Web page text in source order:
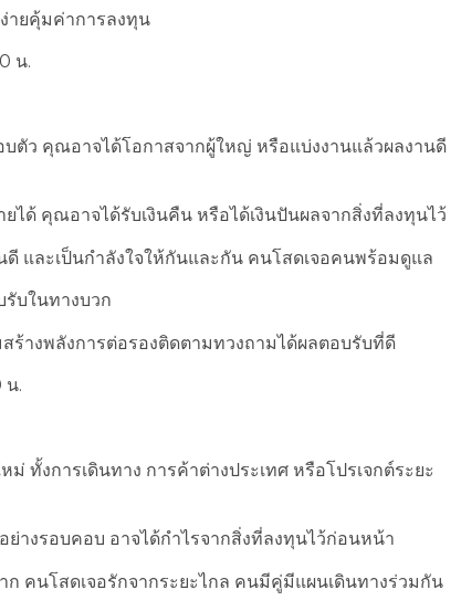
ายคุ้มค่าการลงทุน
น.
ตัว คุณอาจได้โอกาสจากผู้ใหญ่ หรือแบ่งงานแล้วผลงานดี
ได้ คุณอาจได้รับเงินคืน หรือได้เงินปันผลจากสิ่งที่ลงทุนไว้
และเป็นกำลังใจให้กันและกัน คนโสดเจอคนพร้อมดูแล
รับในทางบวก
ร้างพลังการต่อรองติดตามทวงถามได้ผลตอบรับที่ดี
น.
ทั้งการเดินทาง การค้าต่างประเทศ หรือโปรเจกต์ระยะ
ย่างรอบคอบ อาจได้กำไรจากสิ่งที่ลงทุนไว้ก่อนหน้า
ก คนโสดเจอรักจากระยะไกล คนมีคู่มีแผนเดินทางร่วมกัน